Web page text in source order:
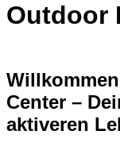
Outdoor
Center –
aktiveren